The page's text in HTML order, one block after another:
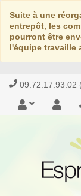
Suite à une
entrepôt, les
pourront être
l'équipe travaille
09.72.17.93.02